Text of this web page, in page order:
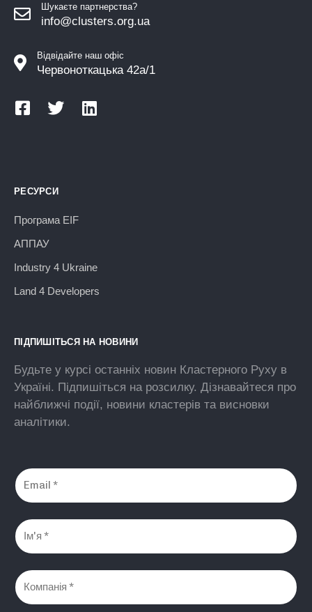
Шукаєте партнерства?
info@clusters.org.ua
Відвідайте наш офіс
Червоноткацька 42а/1
РЕСУРСИ
Програма EIF
АППАУ
Industry 4 Ukraine
Land 4 Developers
ПІДПИШІТЬСЯ НА НОВИНИ
Будьте у курсі останніх новин Кластерного Руху в
Україні. Підпишіться на розсилку. Дізнавайтеся про
найближчі події, новини кластерів та висновки
аналітики.